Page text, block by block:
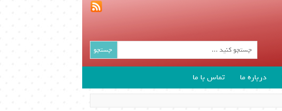
جستجو
درباره ما تماس با ما